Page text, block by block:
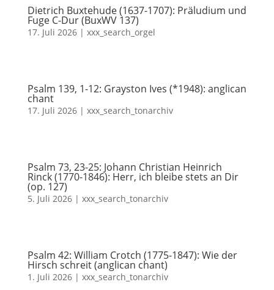
Dietrich Buxtehude (1637-1707): Präludium und
Fuge C-Dur (BuxWV 137)
17. Juli 2026| xxx_search_orgel
Psalm 139, 1-12: Grayston Ives (*1948): anglican
chant
17. Juli 2026| xxx_search_tonarchiv
Psalm 73, 23-25: Johann Christian Heinrich
Rinck (1770-1846): Herr, ich bleibe stets an Dir
(op. 127)
5. Juli 2026| xxx_search_tonarchiv
Psalm 42: William Crotch (1775-1847): Wie der
Hirsch schreit (anglican chant)
1. Juli 2026| xxx_search_tonarchiv